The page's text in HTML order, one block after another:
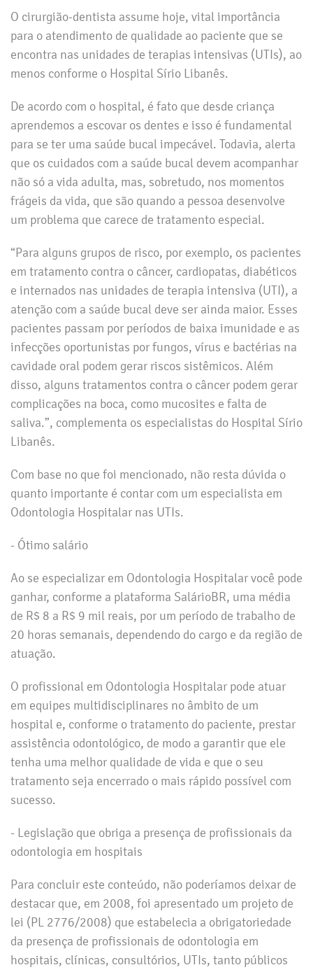
O cirurgião-dentista assume hoje, vital importância
para o atendimento de qualidade ao paciente que se
encontra nas unidades de terapias intensivas (UTIs), ao
menos conforme o Hospital Sírio Libanês.
De acordo com o hospital, é fato que desde criança
aprendemos a escovar os dentes e isso é fundamental
para se ter uma saúde bucal impecável. Todavia, alerta
que os cuidados com a saúde bucal devem acompanhar
não só a vida adulta, mas, sobretudo, nos momentos
frágeis da vida, que são quando a pessoa desenvolve
um problema que carece de tratamento especial.
“Para alguns grupos de risco, por exemplo, os pacientes
em tratamento contra o câncer, cardiopatas, diabéticos
e internados nas unidades de terapia intensiva (UTI), a
atenção com a saúde bucal deve ser ainda maior. Esses
pacientes passam por períodos de baixa imunidade e as
infecções oportunistas por fungos, vírus e bactérias na
cavidade oral podem gerar riscos sistêmicos. Além
disso, alguns tratamentos contra o câncer podem gerar
complicações na boca, como mucosites e falta de
saliva.”, complementa os especialistas do Hospital Sírio
Libanês.
Com base no que foi mencionado, não resta dúvida o
quanto importante é contar com um especialista em
Odontologia Hospitalar nas UTIs.
- Ótimo salário
Ao se especializar em Odontologia Hospitalar você pode
ganhar, conforme a plataforma SalárioBR, uma média
de R$ 8 a R$ 9 mil reais, por um período de trabalho de
20 horas semanais, dependendo do cargo e da região de
atuação.
O profissional em Odontologia Hospitalar pode atuar
em equipes multidisciplinares no âmbito de um
hospital e, conforme o tratamento do paciente, prestar
assistência odontológico, de modo a garantir que ele
tenha uma melhor qualidade de vida e que o seu
tratamento seja encerrado o mais rápido possível com
sucesso.
- Legislação que obriga a presença de profissionais da
odontologia em hospitais
Para concluir este conteúdo, não poderíamos deixar de
destacar que, em 2008, foi apresentado um projeto de
lei (PL 2776/2008) que estabelecia a obrigatoriedade
da presença de profissionais de odontologia em
hospitais, clínicas, consultórios, UTIs, tanto públicos